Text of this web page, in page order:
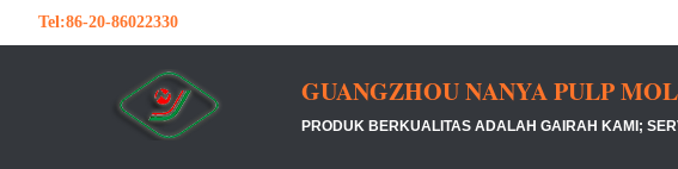
Tel:86-20-86022330
GUANGZHOU NANYA PULP
PRODUK BERKUALITAS ADALAH GAIRAH KAMI;